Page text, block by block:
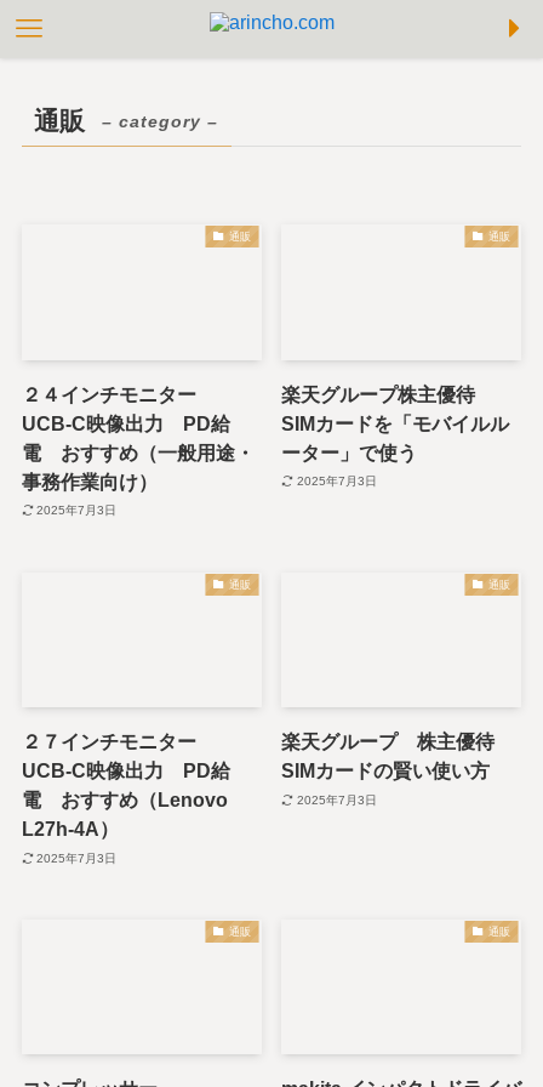
通販 – category –
通販
２４インチモニター
UCB-C映像出力 PD給
電 おすすめ（一般用途・
事務作業向け）
2025年7月3日
通販
楽天グループ株主優待
SIMカードを「モバイルル
ーター」で使う
2025年7月3日
通販
２７インチモニター
UCB-C映像出力 PD給
電 おすすめ（Lenovo
L27h-4A）
2025年7月3日
通販
楽天グループ 株主優待
SIMカードの賢い使い方
2025年7月3日
通販 通販